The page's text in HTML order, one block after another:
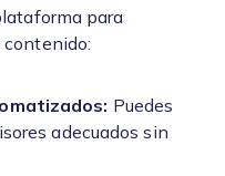
para
Puedes
adecuados sin